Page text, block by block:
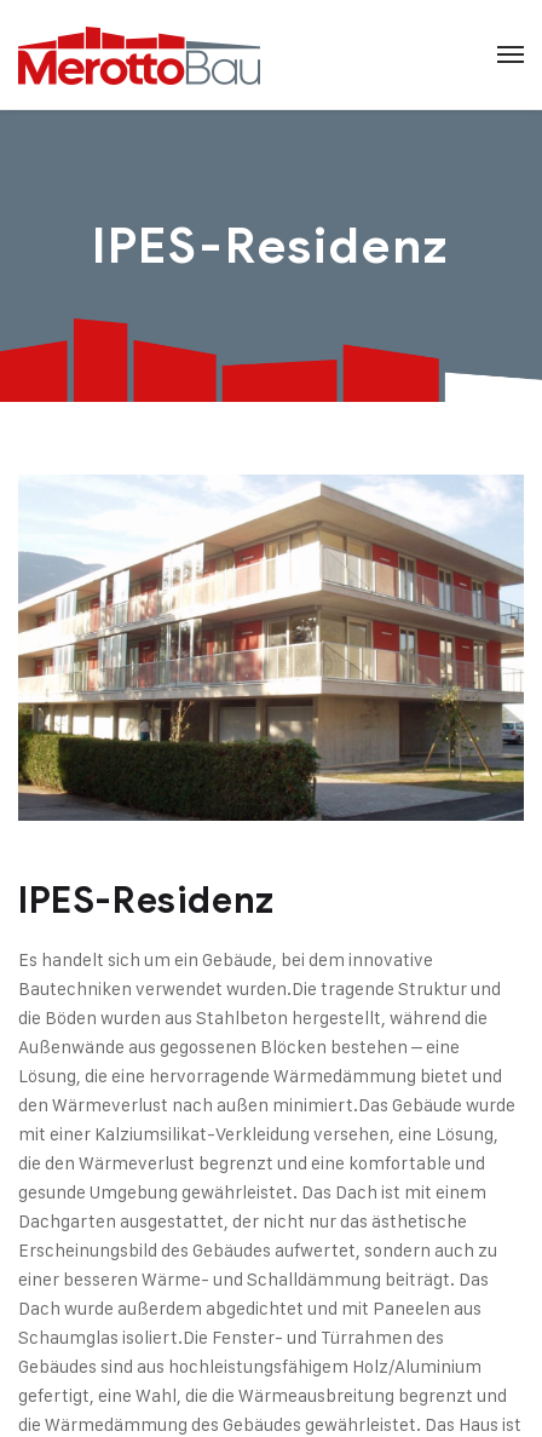
IPES-Residenz
IPES-Residenz
Es handelt sich um ein Gebäude, bei dem innovative
Bautechniken verwendet wurden.Die tragende Struktur und
die Böden wurden aus Stahlbeton hergestellt, während die
Außenwände aus gegossenen Blöcken bestehen – eine
Lösung, die eine hervorragende Wärmedämmung bietet und
den Wärmeverlust nach außen minimiert.Das Gebäude wurde
mit einer Kalziumsilikat-Verkleidung versehen, eine Lösung,
die den Wärmeverlust begrenzt und eine komfortable und
gesunde Umgebung gewährleistet. Das Dach ist mit einem
Dachgarten ausgestattet, der nicht nur das ästhetische
Erscheinungsbild des Gebäudes aufwertet, sondern auch zu
einer besseren Wärme- und Schalldämmung beiträgt. Das
Dach wurde außerdem abgedichtet und mit Paneelen aus
Schaumglas isoliert.Die Fenster- und Türrahmen des
Gebäudes sind aus hochleistungsfähigem Holz/Aluminium
gefertigt, eine Wahl, die die Wärmeausbreitung begrenzt und
die Wärmedämmung des Gebäudes gewährleistet. Das Haus ist